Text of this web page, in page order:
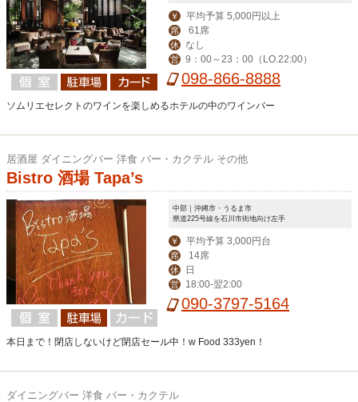
￥ 平均予算 5,000円以上
席 61席
休 なし
営 9：00～23：00（LO.22:00）
098-866-8888
ソムリエセレクトのワインを楽しめるホテルの中のワインバー
居酒屋 ダイニングバー 洋食 バー・カクテル その他
Bistro 酒場 Tapa’s
中部｜沖縄市・うるま市
県道225号線を石川市街地向け左手
￥ 平均予算 3,000円台
席 14席
休 日
営 18:00-翌2:00
090-3797-5164
本日まで！閉店しないけど閉店セール中！w Food 333yen！
ダイニングバー 洋食 バー・カクテル